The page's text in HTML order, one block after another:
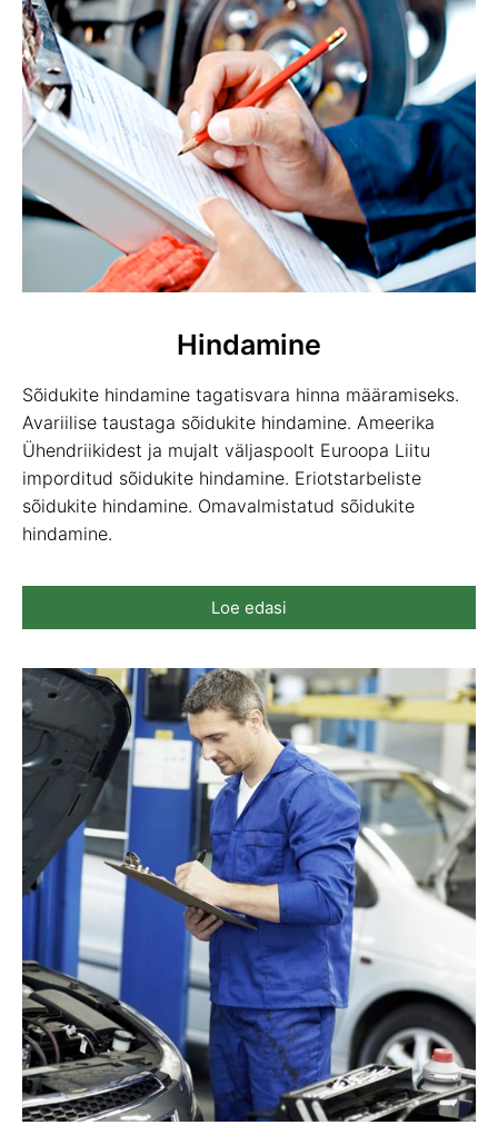
Hindamine
Sõidukite hindamine tagatisvara hinna määramiseks.
Avariilise taustaga sõidukite hindamine. Ameerika
Ühendriikidest ja mujalt väljaspoolt Euroopa Liitu
imporditud sõidukite hindamine. Eriotstarbeliste
sõidukite hindamine. Omavalmistatud sõidukite
hindamine.
Loe edasi